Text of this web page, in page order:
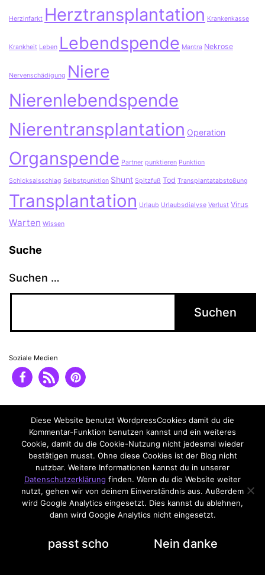
Herzinfarkt Herztransplantation Krankenkasse
Krankheit Leben Lebendspende Mantra Nekrose
Nervenschädigung Niere
Nierenlebendspende
Nierentransplantation Operation
Organspende Partner punktieren Punktion
Schicksalsschlag Selbstpunktion Shunt Spitzfuß Tod Transplantatabstoßung
Transplantation Urlaub Urlaubsdialyse Verlust Virus
Warten Wissen
Suche
Suchen …
Soziale Medien
Impressum
Datenschutzerklärung
Diese Website benutzt WordpressCookies damit du die
Kommentar-Funktion benutzen kannst und ein weiteres
Cookie, damit du die Cookie-Nutzung nicht jedesmal wieder
bestätigen musst. Ohne diese Cookies ist der Blog nicht
nutzbar. Weitere Informationen kannst du in unserer
Datenschutzerklärung finden. Wenn du die Website weiter
nutzt, gehen wir von deinem Einverständnis aus. Außerdem
wird Google Analytics eingesetzt. Dies kannst du ablehnen,
dann wird Google Analytics nicht eingesetzt.
passt scho Nein danke